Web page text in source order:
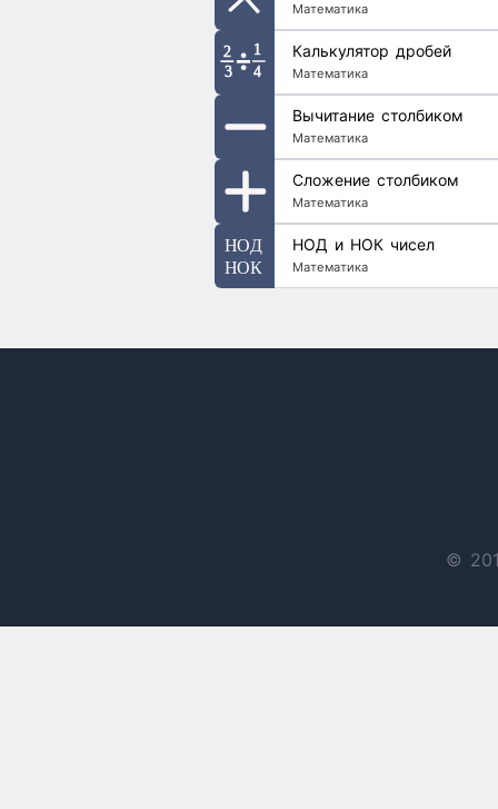
Математика
Калькулятор дробей
Математика
Вычитание столбиком
Математика
Сложение столбиком
Математика
НОД и НОК чисел
Математика
©